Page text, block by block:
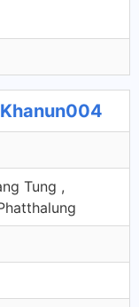
Tung ,